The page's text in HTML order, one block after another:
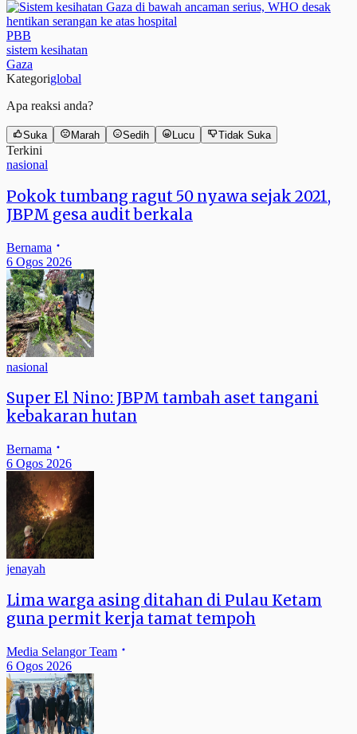
PBB
sistem kesihatan
Gaza
Kategoriglobal
Apa reaksi anda?
Suka Marah Sedih Lucu Tidak Suka
Terkini
nasional
Pokok tumbang ragut 50 nyawa sejak 2021,
JBPM gesa audit berkala
Bernama
6 Ogos 2026
nasional
Super El Nino: JBPM tambah aset tangani
kebakaran hutan
Bernama
6 Ogos 2026
jenayah
Lima warga asing ditahan di Pulau Ketam
guna permit kerja tamat tempoh
Media Selangor Team
6 Ogos 2026